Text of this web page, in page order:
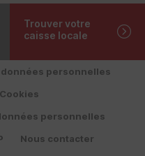
Trouver votre
caisse locale
personnelles
personnelles
Nous contacter